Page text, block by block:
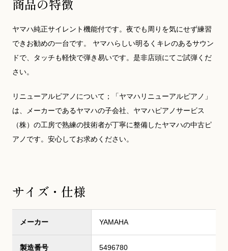
商品の特徴
ヤマハ純正サイレント機能付です。夜でも周りを気にせず練習
できお勧めの一台です。 ヤマハらしい明るくキレのあるサウン
ドで、タッチも軽快で弾き易いです。是非店頭にてご試弾くだ
さい。
リニューアルピアノについて；「ヤマハリニューアルピアノ」
は、メーカーであるヤマハの子会社、ヤマハピアノサービス
（株）の工房で熟練の技術者が丁寧に整備したヤマハの中古ピ
アノです。安心してお求めください。
サイズ・仕様
メーカー YAMAHA
製造番号 5496780